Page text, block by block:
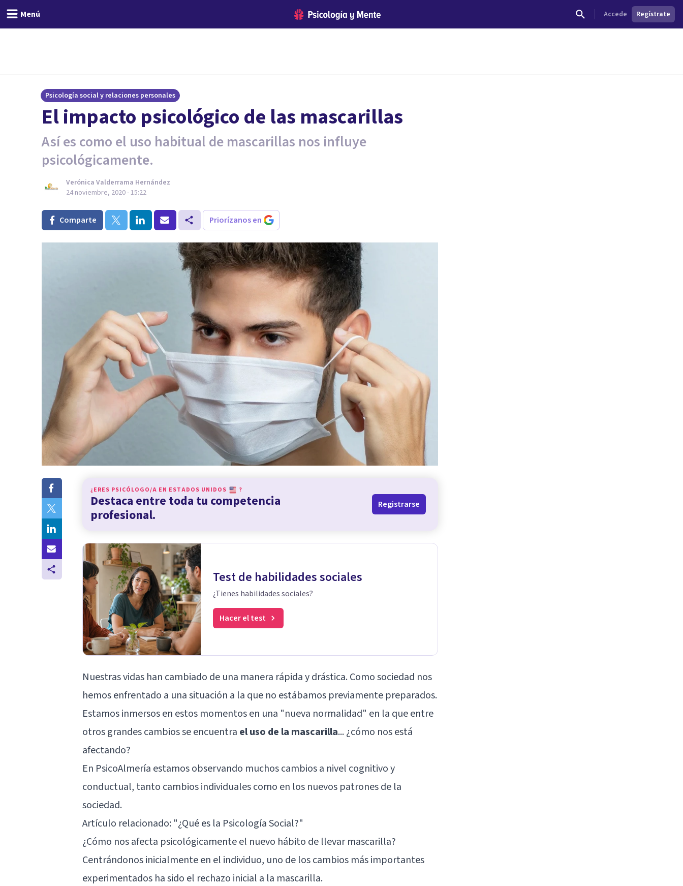
Menú Accede Regístrate
Psicología social y relaciones personales
El impacto psicológico de las mascarillas
Así es como el uso habitual de mascarillas nos influye
psicológicamente.
Verónica Valderrama Hernández
24 noviembre, 2020 - 15:22
Comparte Priorízanos en
¿ERES PSICÓLOGO/A EN ESTADOS UNIDOS ?
Destaca entre toda tu competencia
profesional.
Registrarse
Test de habilidades sociales
¿Tienes habilidades sociales?
Hacer el test
Nuestras vidas han cambiado de una manera rápida y drástica. Como sociedad nos
hemos enfrentado a una situación a la que no estábamos previamente preparados.
Estamos inmersos en estos momentos en una "nueva normalidad" en la que entre
otros grandes cambios se encuentra el uso de la mascarilla... ¿cómo nos está
afectando?
En PsicoAlmería estamos observando muchos cambios a nivel cognitivo y
conductual, tanto cambios individuales como en los nuevos patrones de la
sociedad.
Artículo relacionado: "¿Qué es la Psicología Social?"
¿Cómo nos afecta psicológicamente el nuevo hábito de llevar mascarilla?
Centrándonos inicialmente en el individuo, uno de los cambios más importantes
experimentados ha sido el rechazo inicial a la mascarilla.